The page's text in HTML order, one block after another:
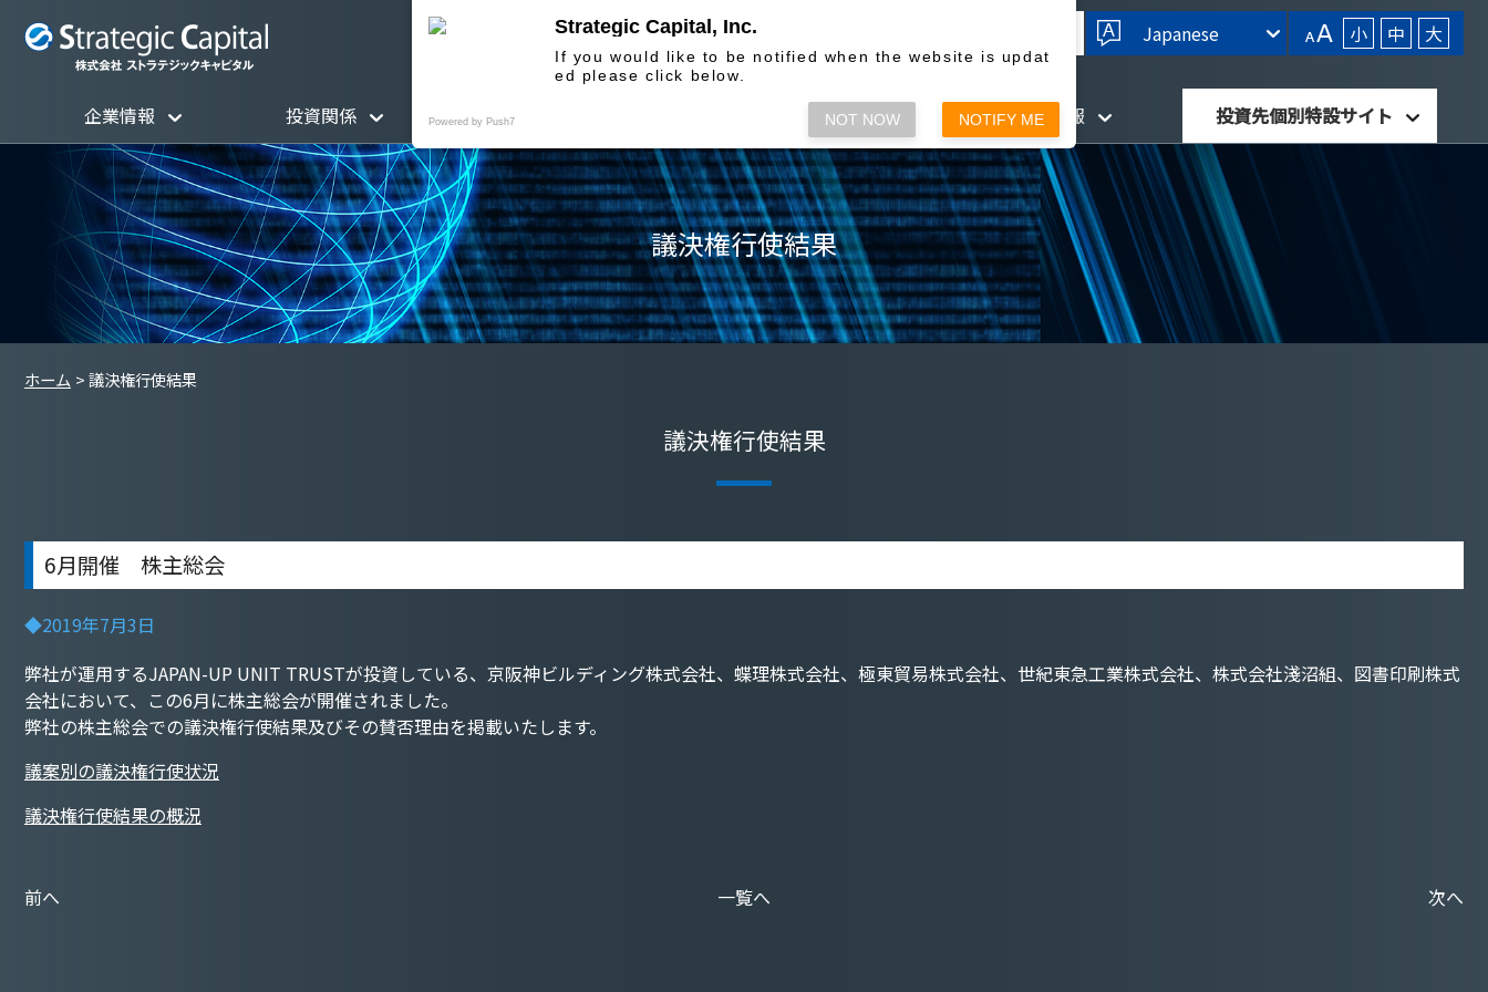
お問い合わせ Japanese 小 中 大
企業情報 投資関係 株主総会関係 各種方針・開示情報 投資先個別特設サイト
議決権行使結果
ホーム 議決権行使結果
議決権行使結果
6月開催 株主総会
◆2019年7月3日
弊社が運用するJAPAN-UP UNIT TRUSTが投資している、京阪神ビルディング株式会社、蝶理株式会社、極東貿易株式会社、世紀東急工業株式会社、株式会社淺沼組、図書印刷株式
会社において、この6月に株主総会が開催されました。
弊社の株主総会での議決権行使結果及びその賛否理由を掲載いたします。
議案別の議決権行使状況
議決権行使結果の概況
前へ 一覧へ 次へ
Strategic Capital, Inc.
If you would like to be notified when the website is updat
ed please click below.
Powered by Push7 NOT NOW NOTIFY ME